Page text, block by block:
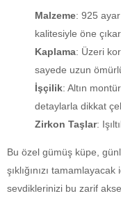
Malzeme: 925 ayar
kalitesiyle öne çıkar.
Kaplama: Üzeri
sayede uzun
İşçilik: Altın
detaylarla dikkat
Zirkon Taşlar:
Bu özel gümüş küpe,
şıklığınızı
sevdiklerinizi bu zarif